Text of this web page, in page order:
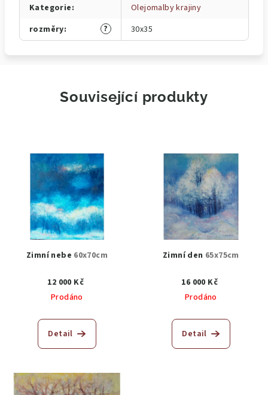
Kategorie:
Olejomalby krajiny
?
rozměry: 30x35
Související produkty
Zimní nebe 60x70cm
12 000 Kč
Prodáno
Detail
Zimní den 65x75cm
16 000 Kč
Prodáno
Detail